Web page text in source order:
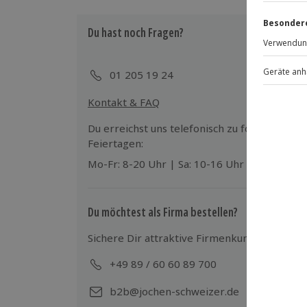
Teilnahmebedingungen
Keine Hinweise auf körperliche oder
Normale körperliche Fitness und
erforderlich; das Erlebnis ist nicht
gesundheitlichen Einschränkungen,
beeinträchtigen könnten
Kein Alkohol-/Drogeneinfluss
Gültiger Führerschein der Klasse B (3
Kaution in Höhe von 5000 € (kann
Wetter
Bei Schneefall, Eisglätte, Sturm oder
Du hast noch Fragen?
01 205 19 24
Kontakt & FAQ
Du erreichst uns telefonisch zu folgenden
Feiertagen:
Mo-Fr: 8-20 Uhr | Sa: 10-16 Uhr
Du möchtest als Firma bestellen?
Sichere Dir attraktive Firmenkunden Vorteile.
+49 89 / 60 60 89 700
b2b@jochen-schweizer.de